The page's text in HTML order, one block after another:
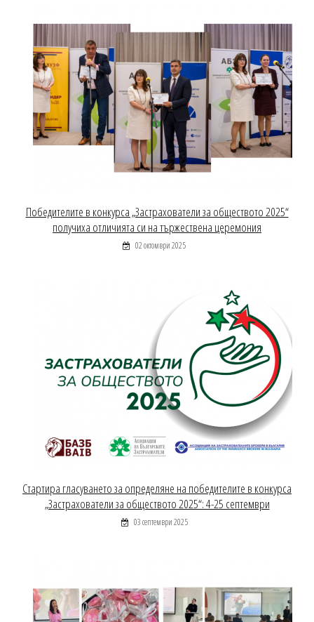
Победителите в конкурса „Застрахователи за обществото 2025“
получиха отличията си на тържествена церемония
02 октомври 2025
Стартира гласуването за определяне на победителите в конкурса
„Застрахователи за обществото 2025“: 4-25 септември
03 септември 2025